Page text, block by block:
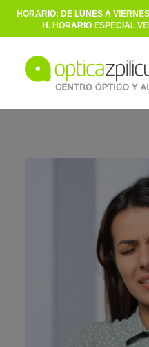
HORARIO: DE LUNES A
H. HORARIO ESPECIAL